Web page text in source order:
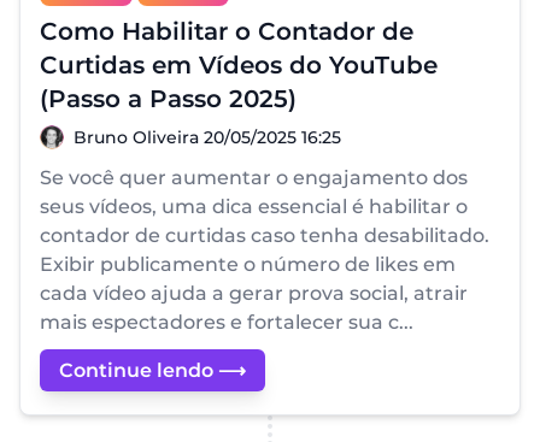
Como Habilitar o Contador de
Curtidas em Vídeos do YouTube
(Passo a Passo 2025)
Bruno Oliveira
Bruno Oliveira 20/05/2025 16:25
Se você quer aumentar o engajamento dos
seus vídeos, uma dica essencial é habilitar o
contador de curtidas caso tenha desabilitado.
Exibir publicamente o número de likes em
cada vídeo ajuda a gerar prova social, atrair
mais espectadores e fortalecer sua c...
Continue lendo ⟶